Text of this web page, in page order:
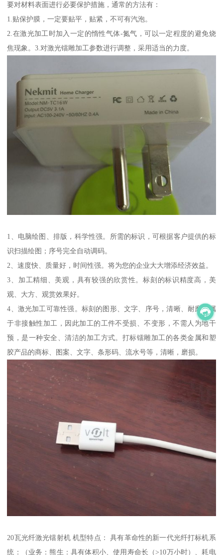
要对材料表面进行必要保护措施，通常的方法有：
1.贴保护膜，一定要贴平，贴紧，不可有汽泡。
2.在激光加工时加入一定的惰性气体-氮气，可以一定程度的避免烧
焦现象。3.对激光镭雕加工参数进行调整，采用适当的力度。
1、电脑绘图、排版，科学性强。所需的标识，可根据客户提供的标
识扫描绘图；序号完全自动调码。
2、速度快、质量好，时间性强。将为您的企业大大增添经济效益。
3、加工精细、美观，具有较强的欣赏性。标刻的标识精度高，美
观、大方、观赏效果好。
4、激光加工可靠性强。标刻的图形、文字、序号，清晰、耐磨，属
于非接触性加工，因此加工的工件不受损、不变形，不需人为地干
预，是一种安全、清洁的加工方式。打标镭雕加工的各类金属和塑
胶产品的商标、图案、文字、条形码、流水号等，清晰，磨损。
20瓦光纤激光镭射机 机型特点： 具有革命性的新一代光纤打标机系
统：（业务：熊生：具有体积小、使用寿命长（>10万小时）、耗电